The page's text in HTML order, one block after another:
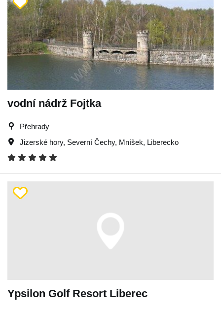
vodní nádrž Fojtka
Přehrady
Jizerské hory, Severní Čechy, Mníšek, Liberecko
Ypsilon Golf Resort Liberec